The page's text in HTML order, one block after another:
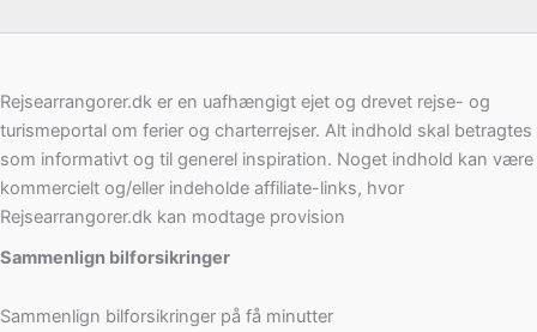
Rejsearrangorer.dk er en uafhængigt ejet og drevet rejse- og
turismeportal om ferier og charterrejser. Alt indhold skal betragtes
som informativt og til generel inspiration. Noget indhold kan være
kommercielt og/eller indeholde affiliate-links, hvor
Rejsearrangorer.dk kan modtage provision
Sammenlign bilforsikringer
Sammenlign bilforsikringer på få minutter